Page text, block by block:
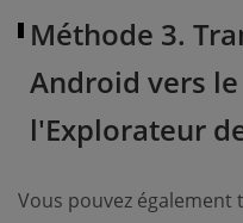
Méthode 3.
Android vers le
l'Explorateur
Vous pouvez